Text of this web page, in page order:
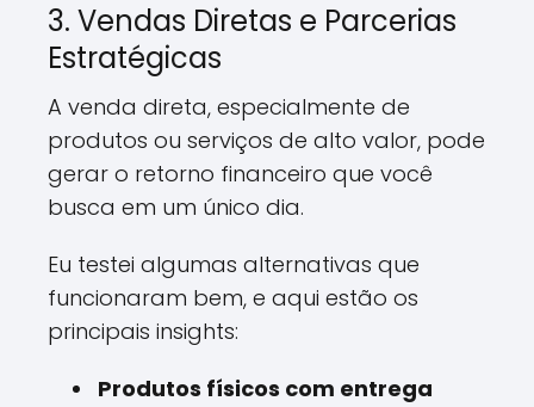
3. Vendas Diretas e Parcerias
Estratégicas
A venda direta, especialmente de
produtos ou serviços de alto valor, pode
gerar o retorno financeiro que você
busca em um único dia.
Eu testei algumas alternativas que
funcionaram bem, e aqui estão os
principais insights:
Produtos físicos com entrega